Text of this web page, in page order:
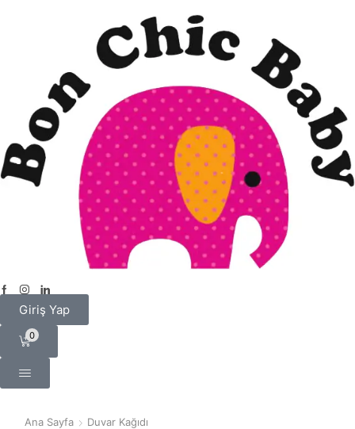
Giriş Yap
0
Ana Sayfa Duvar Kağıdı